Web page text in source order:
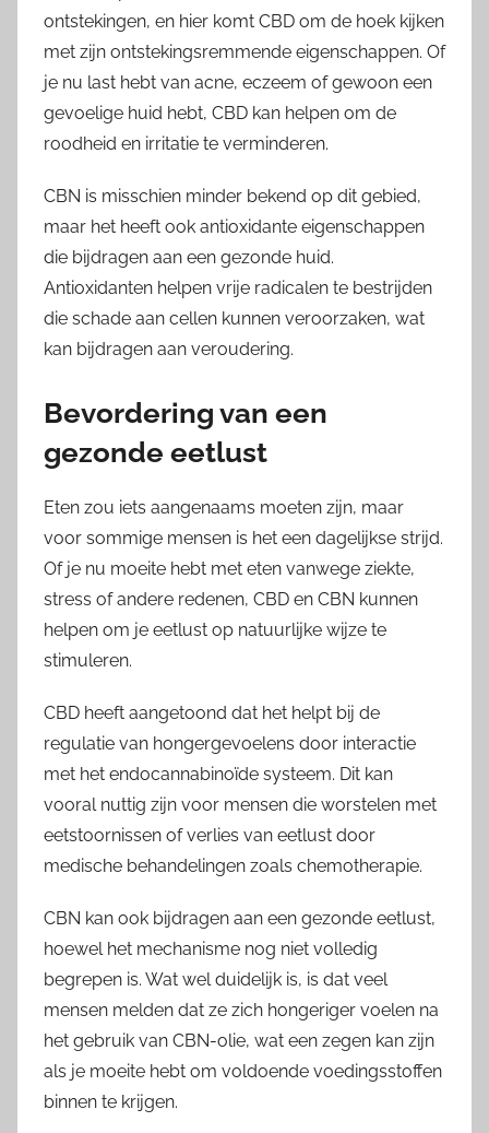
ontstekingen, en hier komt CBD om de hoek kijken
met zijn ontstekingsremmende eigenschappen. Of
je nu last hebt van acne, eczeem of gewoon een
gevoelige huid hebt, CBD kan helpen om de
roodheid en irritatie te verminderen.
CBN is misschien minder bekend op dit gebied,
maar het heeft ook antioxidante eigenschappen
die bijdragen aan een gezonde huid.
Antioxidanten helpen vrije radicalen te bestrijden
die schade aan cellen kunnen veroorzaken, wat
kan bijdragen aan veroudering.
Bevordering van een
gezonde eetlust
Eten zou iets aangenaams moeten zijn, maar
voor sommige mensen is het een dagelijkse strijd.
Of je nu moeite hebt met eten vanwege ziekte,
stress of andere redenen, CBD en CBN kunnen
helpen om je eetlust op natuurlijke wijze te
stimuleren.
CBD heeft aangetoond dat het helpt bij de
regulatie van hongergevoelens door interactie
met het endocannabinoïde systeem. Dit kan
vooral nuttig zijn voor mensen die worstelen met
eetstoornissen of verlies van eetlust door
medische behandelingen zoals chemotherapie.
CBN kan ook bijdragen aan een gezonde eetlust,
hoewel het mechanisme nog niet volledig
begrepen is. Wat wel duidelijk is, is dat veel
mensen melden dat ze zich hongeriger voelen na
het gebruik van CBN-olie, wat een zegen kan zijn
als je moeite hebt om voldoende voedingsstoffen
binnen te krijgen.